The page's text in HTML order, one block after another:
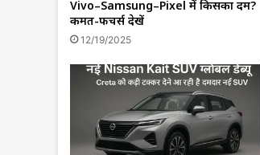
Vivo–Samsung–Pixel में किसका दम?
कीमत-फीचर्स देखें
12/19/2025